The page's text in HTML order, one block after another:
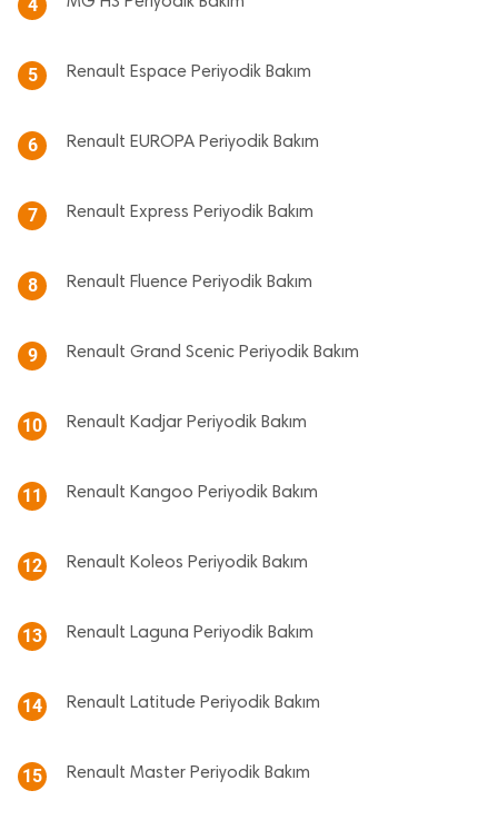
4
5 Renault Espace Periyodik Bakım
6 Renault EUROPA Periyodik Bakım
7 Renault Express Periyodik Bakım
8 Renault Fluence Periyodik Bakım
9 Renault Grand Scenic Periyodik Bakım
10 Renault Kadjar Periyodik Bakım
11 Renault Kangoo Periyodik Bakım
12 Renault Koleos Periyodik Bakım
13 Renault Laguna Periyodik Bakım
14 Renault Latitude Periyodik Bakım
15 Renault Master Periyodik Bakım